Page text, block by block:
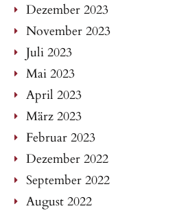
Dezember 2023
November 2023
Juli 2023
Mai 2023
April 2023
März 2023
Februar 2023
Dezember 2022
September 2022
August 2022